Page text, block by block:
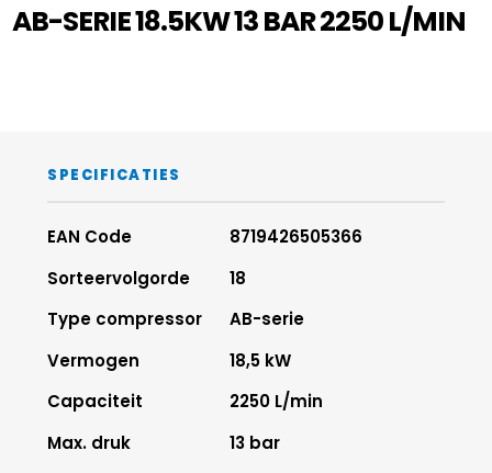
AB-SERIE 18.5KW 13 BAR 2250 L/MIN
SPECIFICATIES
EAN Code
8719426505366
Sorteervolgorde
18
Type compressor
AB-serie
Vermogen
18,5 kW
Capaciteit
2250 L/min
Max. druk
13 bar